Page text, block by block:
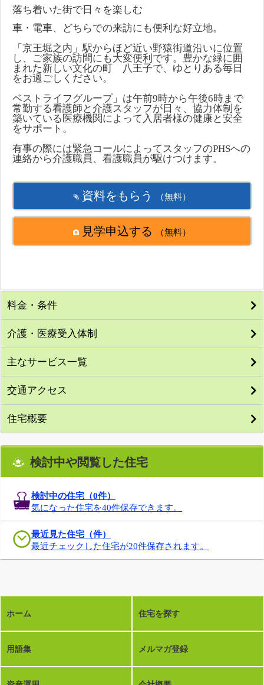
落ち着いた街で日々を楽しむ
車・電車、どちらでの来訪にも便利な好立地。
「京王堀之内」駅からほど近い野猿街道沿いに位置
し、ご家族の訪問にも大変便利です。豊かな緑に囲
まれた新しい文化の町 八王子で、ゆとりある毎日
をお過ごしください。
ベストライフグループ」は午前9時から午後6時まで
常勤する看護師と介護スタッフが日々、協力体制を
築いている医療機関によって入居者様の健康と安全
をサポート。
有事の際には緊急コールによってスタッフのPHSへの
連絡から介護職員、看護職員が駆けつけます。
資料をもらう （無料）
見学申込する （無料）
料金・条件
介護・医療受入体制
主なサービス一覧
交通アクセス
住宅概要
検討中や閲覧した住宅
検討中の住宅（0件）
気になった住宅を40件保存できます。
最近見た住宅（件）
最近チェックした住宅が20件保存されます。
ホーム 住宅を探す
用語集 メルマガ登録